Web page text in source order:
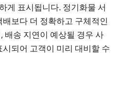
게 표시됩니다. 정기화물 서
보다 더 정확하고 구체적인
배송 지연이 예상될 경우 사
되어 고객이 미리 대비할 수